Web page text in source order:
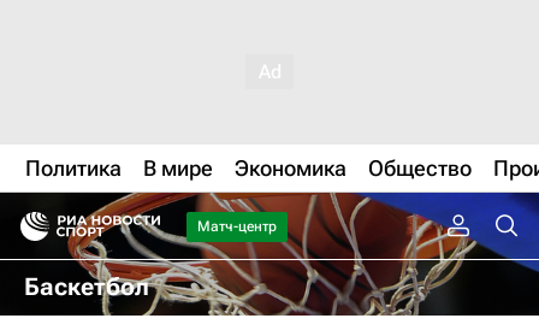
Политика В мире Экономика Общество
Матч-центр
Баскетбол